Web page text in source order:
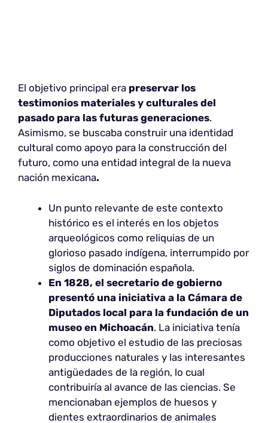
El objetivo principal era preservar los
testimonios materiales y culturales del
pasado para las futuras generaciones.
Asimismo, se buscaba construir una identidad
cultural como apoyo para la construcción del
futuro, como una entidad integral de la nueva
nación mexicana.
Un punto relevante de este contexto
histórico es el interés en los objetos
arqueológicos como reliquias de un
glorioso pasado indígena, interrumpido por
siglos de dominación española.
En 1828, el secretario de gobierno
presentó una iniciativa a la Cámara de
Diputados local para la fundación de un
museo en Michoacán. La iniciativa tenía
como objetivo el estudio de las preciosas
producciones naturales y las interesantes
antigüedades de la región, lo cual
contribuiría al avance de las ciencias. Se
mencionaban ejemplos de huesos y
dientes extraordinarios de animales